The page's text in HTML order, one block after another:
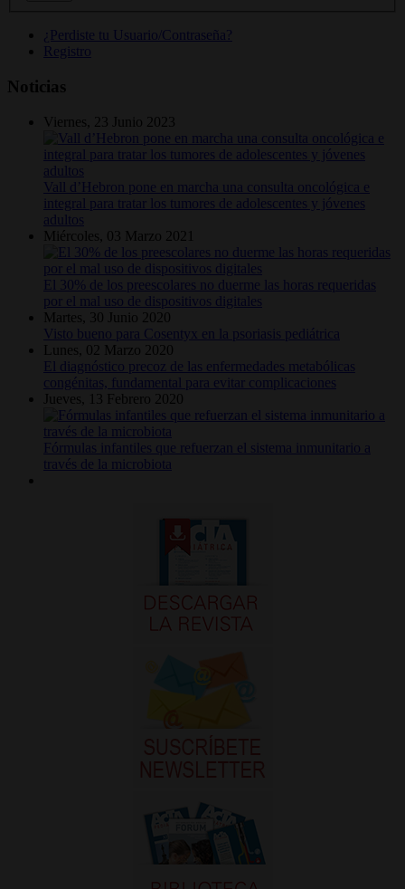
¿Perdiste tu Usuario/Contraseña?
Registro
Noticias
Viernes, 23 Junio 2023
Vall d’Hebron pone en marcha una consulta oncológica e
integral para tratar los tumores de adolescentes y jóvenes
adultos
Miércoles, 03 Marzo 2021
El 30% de los preescolares no duerme las horas requeridas
por el mal uso de dispositivos digitales
Martes, 30 Junio 2020
Visto bueno para Cosentyx en la psoriasis pediátrica
Lunes, 02 Marzo 2020
El diagnóstico precoz de las enfermedades metabólicas
congénitas, fundamental para evitar complicaciones
Jueves, 13 Febrero 2020
Fórmulas infantiles que refuerzan el sistema inmunitario a
través de la microbiota